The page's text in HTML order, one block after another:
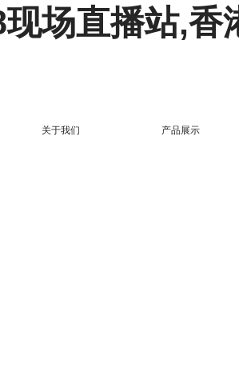
场直播站,香
关于我们 产品展示